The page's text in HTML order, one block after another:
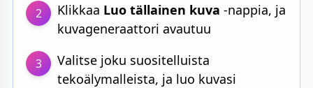
2 Klikkaa Luo tällainen kuva -nappia, ja
kuvageneraattori avautuu
3
Valitse joku suositelluista
tekoälymalleista, ja luo kuvasi